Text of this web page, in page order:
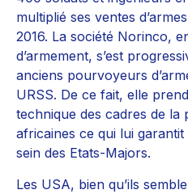
multiplié ses ventes
2016. La société Norinco,
d’armement, s’est
anciens pourvoyeurs
URSS. De ce fait, elle
technique des cadres de la
africaines ce qui lui
sein des Etats-Majors.
Les USA, bien qu’ils